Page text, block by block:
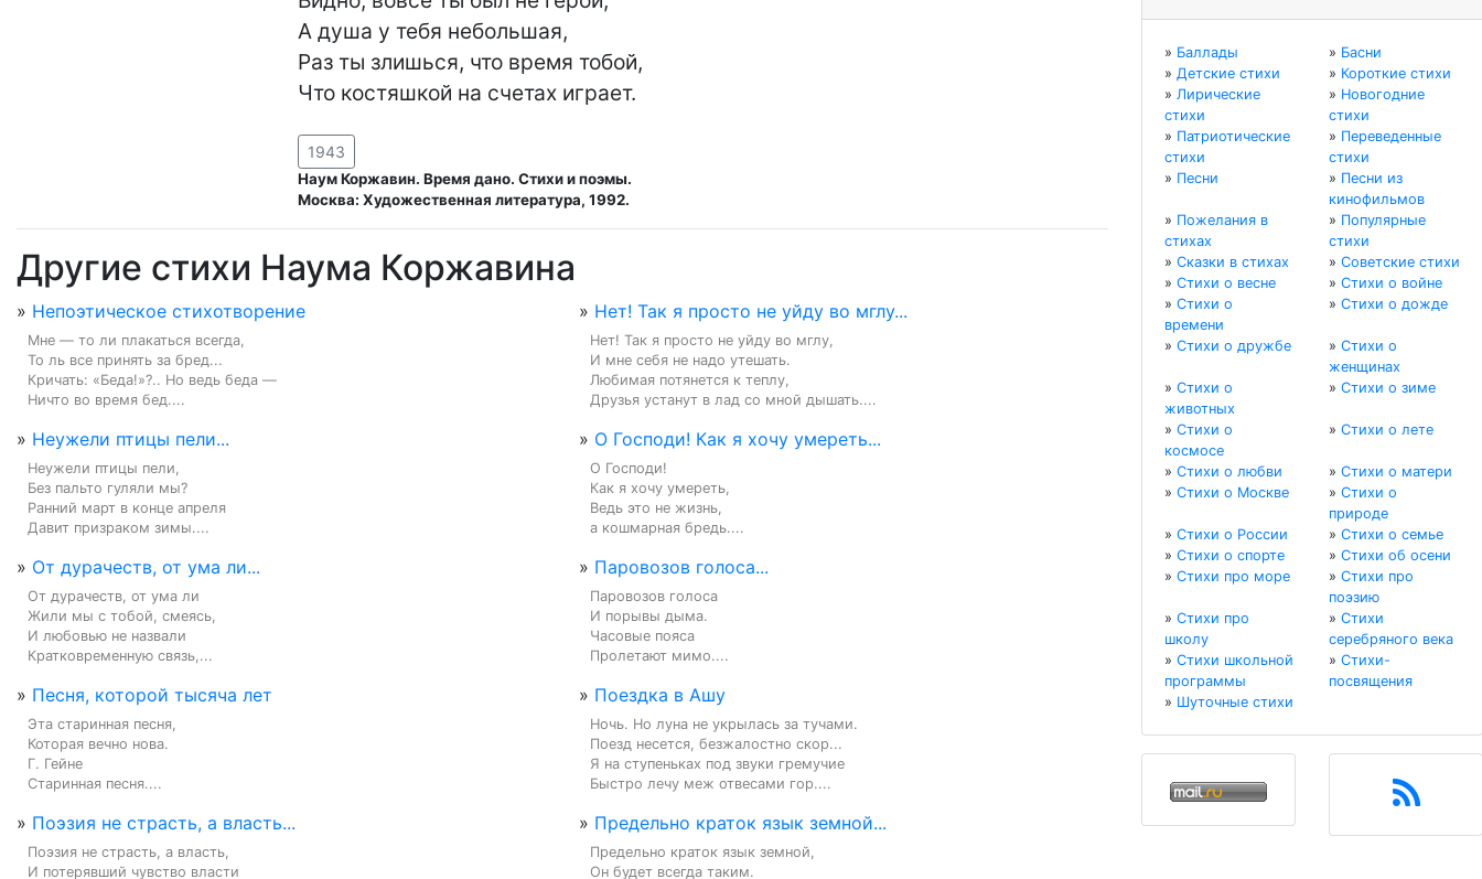
А душа у тебя небольшая,
Раз ты злишься, что время тобой,
Что костяшкой на счетах играет.
1943
Наум Коржавин. Время дано. Стихи и поэмы.
Москва: Художественная литература, 1992.
Другие стихи Наума Коржавина
» Непоэтическое стихотворение
Мне — то ли плакаться всегда,
То ль все принять за бред...
Кричать: «Беда!»?.. Но ведь беда —
Ничто во время бед....
» Нет! Так я просто не уйду во мглу...
Нет! Так я просто не уйду во мглу,
И мне себя не надо утешать.
Любимая потянется к теплу,
Друзья устанут в лад со мной дышать....
» Неужели птицы пели...
Неужели птицы пели,
Без пальто гуляли мы?
Ранний март в конце апреля
Давит призраком зимы....
» О Господи! Как я хочу умереть...
О Господи!
Как я хочу умереть,
Ведь это не жизнь,
а кошмарная бредь....
» От дурачеств, от ума ли...
От дурачеств, от ума ли
Жили мы с тобой, смеясь,
И любовью не назвали
Кратковременную связь,...
» Паровозов голоса...
Паровозов голоса
И порывы дыма.
Часовые пояса
Пролетают мимо....
» Песня, которой тысяча лет
Эта старинная песня,
Которая вечно нова.
Г. Гейне
Старинная песня....
» Поездка в Ашу
Ночь. Но луна не укрылась за тучами.
Поезд несется, безжалостно скор...
Я на ступеньках под звуки гремучие
Быстро лечу меж отвесами гор....
» Поэзия не страсть, а власть...
Поэзия не страсть, а власть,
И потерявший чувство власти
» Предельно краток язык земной...
Предельно краток язык земной,
Он будет всегда таким.
» Баллады » Басни
» Детские стихи » Короткие стихи
» Лирические
стихи
» Новогодние
стихи
» Патриотические
стихи
» Переведенные
стихи
» Песни » Песни из
кинофильмов
» Пожелания в
стихах
» Популярные
стихи
» Сказки в стихах » Советские стихи
» Стихи о весне » Стихи о войне
» Стихи о
времени
» Стихи о дожде
» Стихи о дружбе » Стихи о
женщинах
» Стихи о
животных
» Стихи о зиме
» Стихи о
космосе
» Стихи о лете
» Стихи о любви » Стихи о матери
» Стихи о Москве » Стихи о
природе
» Стихи о России » Стихи о семье
» Стихи о спорте » Стихи об осени
» Стихи про море » Стихи про
поэзию
» Стихи про
школу
» Стихи
серебряного века
» Стихи школьной
программы
» Стихи-
посвящения
» Шуточные стихи